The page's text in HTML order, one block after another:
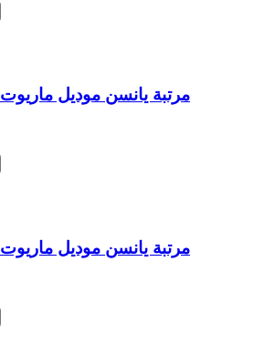
مرتبة يانسن موديل ماريوت 140*195*22 سم
مرتبة يانسن موديل ماريوت 140*190*22 سم